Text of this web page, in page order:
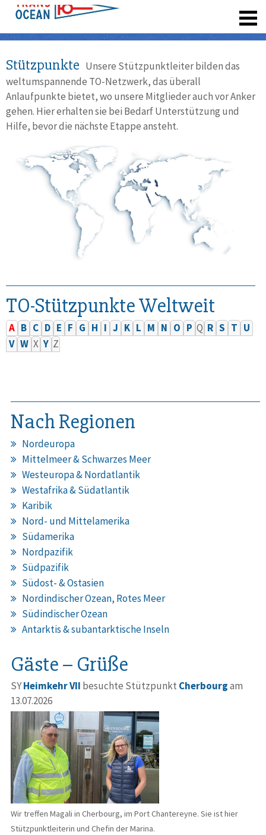
Stützpunkte Unsere Stützpunktleiter bilden das
weltumspannende TO-Netzwerk, das überall
Anlaufpunkte bietet, wo unsere Mitglieder auch vor Anker
gehen. Hier erhalten sie bei Bedarf Unterstützung und
Hilfe, bevor die nächste Etappe ansteht.
TO-Stützpunkte Weltweit
A B C D E F G H I J K L M N O P Q R S T U
V W X Y Z
Nach Regionen
Nordeuropa
Mittelmeer & Schwarzes Meer
Westeuropa & Nordatlantik
Westafrika & Südatlantik
Karibik
Nord- und Mittelamerika
Südamerika
Nordpazifik
Südpazifik
Südost- & Ostasien
Nordindischer Ozean, Rotes Meer
Südindischer Ozean
Antarktis & subantarktische Inseln
Gäste – Grüße
SYHeimkehr VII besuchte Stützpunkt Cherbourgam
13.07.2026
Wir treffen Magali in Cherbourg, im Port Chantereyne. Sie ist hier
Stützpunktleiterin und Chefin der Marina.